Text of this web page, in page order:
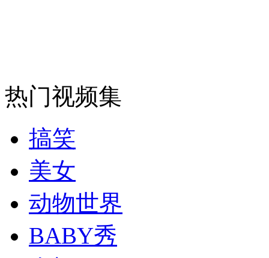
司机酒驾遇交警 急速倒车逃窜
热门视频集
搞笑
美女
动物世界
BABY秀